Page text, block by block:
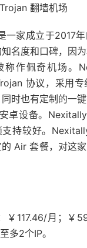
翻墙机场
家成立于2017年
名度和口碑，因为
称作佩奇机场。
协议，采用专
时也有定制的一
卓设备。
持较好。
Air 套餐，对这
￥117.46/月；￥
多2个IP。